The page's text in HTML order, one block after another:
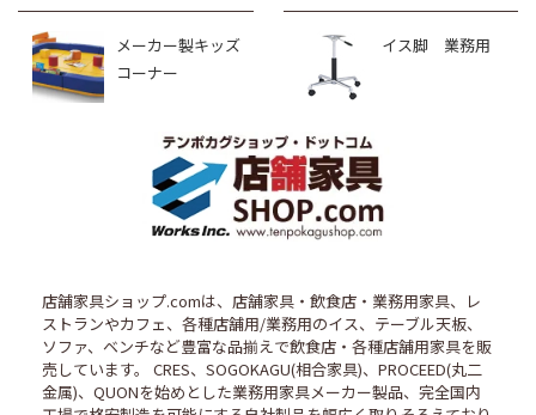
メーカー製キッズ
コーナー
イス脚 業務用
店舗家具ショップ.comは、店舗家具・飲食店・業務用家具、レ
ストランやカフェ、各種店舗用/業務用のイス、テーブル天板、
ソファ、ベンチなど豊富な品揃えで飲食店・各種店舗用家具を販
売しています。 CRES、SOGOKAGU(相合家具)、PROCEED(丸二
金属)、QUONを始めとした業務用家具メーカー製品、完全国内